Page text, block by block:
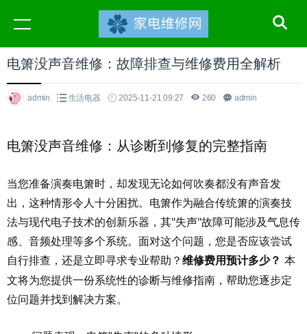
电箫没声音维修：故障排查与维修费用全解析
admin 生活电器 2025-11-21 09:27 260 admin
电箫没声音维修：从诊断到修复的完整指南
当您准备演奏电箫时，却发现无论如何吹奏都没有声音发
出，这种情形令人十分困扰。电箫作为融合传统箫的演奏技
法与现代电子技术的创新乐器，其"失声"故障可能涉及气息传
感、音频处理等多个系统。面对这个问题，您是否应该尝试
自行排查，还是立即寻求专业帮助？ 维修费用预计多少？ 本
文将为您提供一份系统性的诊断与维修指南，帮助您逐步定
位问题并找到解决方案。